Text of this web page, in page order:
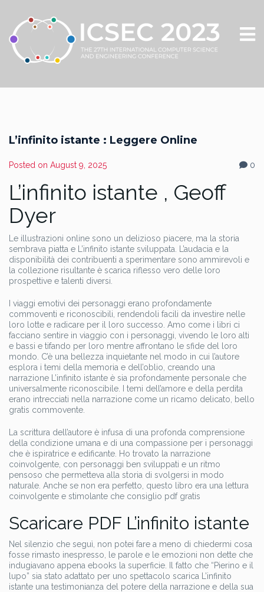
L’infinito istante : Leggere Online
Posted on August 9, 2025 0
L’infinito istante , Geoff
Dyer
Le illustrazioni online sono un delizioso piacere, ma la storia
sembrava piatta e L’infinito istante sviluppata. L’audacia e la
disponibilità dei contribuenti a sperimentare sono ammirevoli e
la collezione risultante è scarica riflesso vero delle loro
prospettive e talenti diversi.
I viaggi emotivi dei personaggi erano profondamente
commoventi e riconoscibili, rendendoli facili da investire nelle
loro lotte e radicare per il loro successo. Amo come i libri ci
facciano sentire in viaggio con i personaggi, vivendo le loro alti
e bassi e tifando per loro mentre affrontano le sfide del loro
mondo. C’è una bellezza inquietante nel modo in cui l’autore
esplora i temi della memoria e dell’oblio, creando una
narrazione L’infinito istante è sia profondamente personale che
universalmente riconoscibile. I temi dell’amore e della perdita
erano intrecciati nella narrazione come un ricamo delicato, bello
gratis commovente.
La scrittura dell’autore è infusa di una profonda comprensione
della condizione umana e di una compassione per i personaggi
che è ispiratrice e edificante. Ho trovato la narrazione
coinvolgente, con personaggi ben sviluppati e un ritmo
pensoso che permetteva alla storia di svolgersi in modo
naturale. Anche se non era perfetto, questo libro era una lettura
coinvolgente e stimolante che consiglio pdf gratis
Scaricare PDF L’infinito istante
Nel silenzio che seguì, non potei fare a meno di chiedermi cosa
fosse rimasto inespresso, le parole e le emozioni non dette che
indugiavano appena ebooks la superficie. Il fatto che “Pierino e il
lupo” sia stato adattato per uno spettacolo scarica L’infinito
istante una testimonianza del potere della narrazione e della sua